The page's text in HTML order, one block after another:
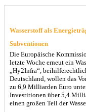
Wasserstoff als
Subventionen
Die Europäische
letzte Woche erneut ein
„Hy2Infra“,
Deutschland, wollen das
zu 6,9 Milliarden Euro
Investitionen über 5,4
einen großen Teil der